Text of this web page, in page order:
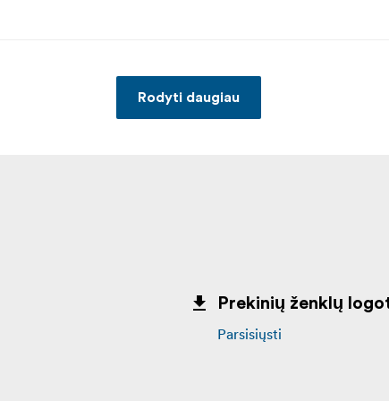
Rodyti daugiau
Prekinių ženklų
Parsisiųsti